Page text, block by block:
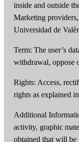
inside and outside
Marketing
Universidad de
Term: The user’s
withdrawal, oppose
Rights: Access,
rights as explained
Additional
activity, graphic
obtained that will be